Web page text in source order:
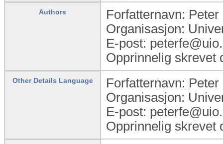
Authors
Forfatternavn:
Organisasjon:
E-post:
Opprinnelig skrevet
Other Details Language
Forfatternavn:
Organisasjon:
E-post:
Opprinnelig skrevet